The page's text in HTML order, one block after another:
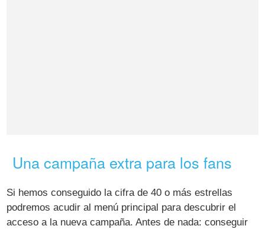
Una campaña extra para los fans
Si hemos conseguido la cifra de 40 o más estrellas
podremos acudir al menú principal para descubrir el
acceso a la nueva campaña. Antes de nada: conseguir